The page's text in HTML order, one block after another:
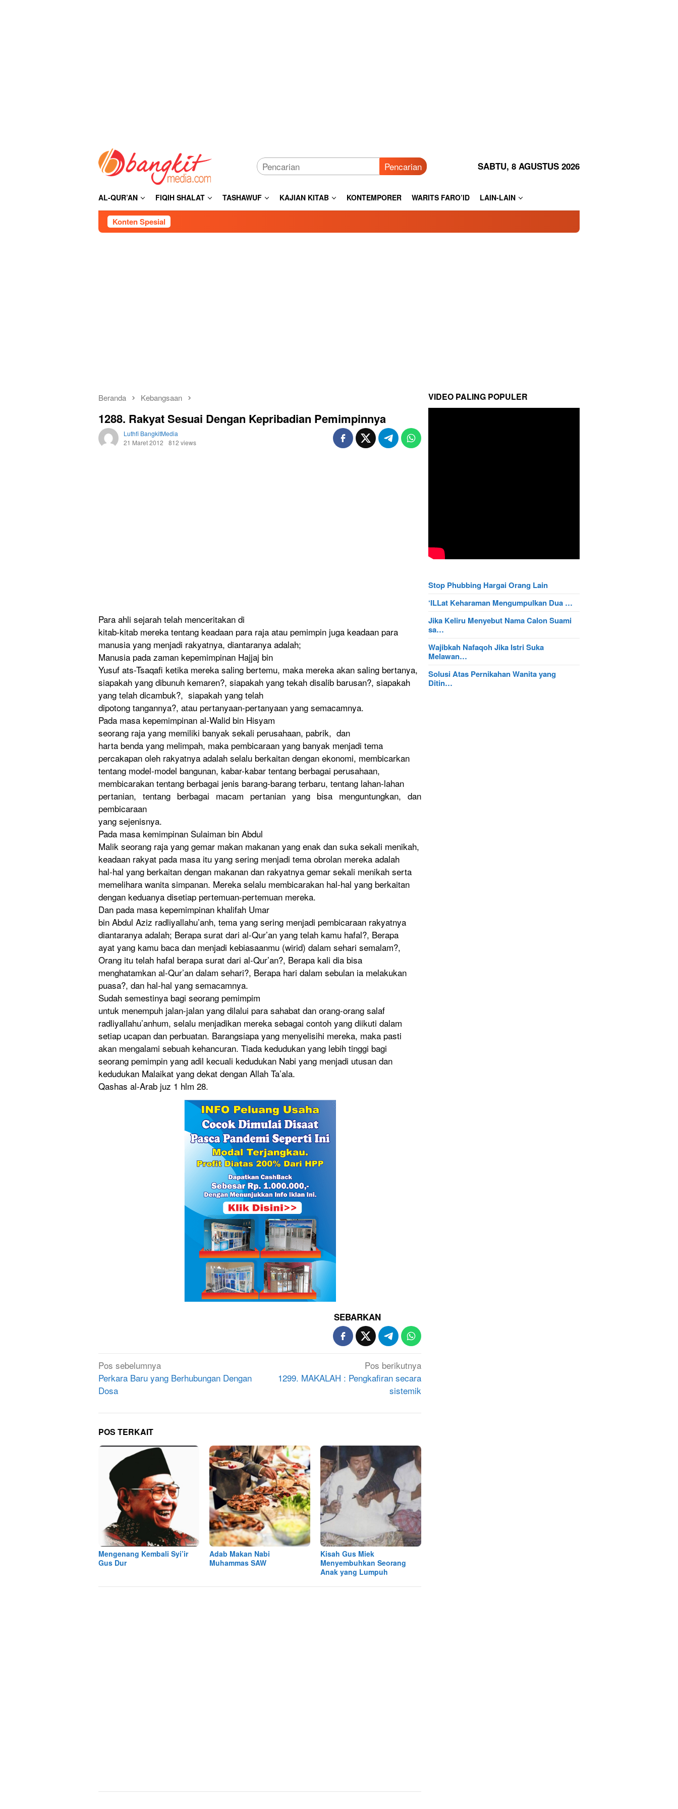
Pencarian SABTU, 8 AGUSTUS 2026
AL-QUR’AN FIQIH SHALAT TASHAWUF KAJIAN KITAB KONTEMPORER WARITS FARO’ID LAIN-LAIN
Konten Spesial
Beranda Kebangsaan
1288. Rakyat Sesuai Dengan Kepribadian Pemimpinnya
Luthfi BangkitMedia
21 Maret 2012
812 views
Para ahli sejarah telah menceritakan di
kitab-kitab mereka tentang keadaan para raja atau pemimpin juga keadaan para
manusia yang menjadi rakyatnya, diantaranya adalah;
Manusia pada zaman kepemimpinan Hajjaj bin
Yusuf ats-Tsaqaf i ketika mereka saling bertemu, maka mereka akan saling bertanya,
siapakah yang dibunuh kemaren?, siapakah yang tekah disalib barusan?, siapakah
yang telah dicambuk?, siapakah yang telah
dipotong tangannya?, atau pertanyaan-pertanyaan yang semacamnya.
Pada masa kepemimpinan al-Walid bin Hisyam
seorang raja yang memiliki banyak sekali perusahaan, pabrik, dan
harta benda yang melimpah, maka pembicaraan yang banyak menjadi tema
percakapan oleh rakyatnya adalah selalu berkaitan dengan ekonomi, membicarkan
tentang model-model bangunan, kabar-kabar tentang berbagai perusahaan,
membicarakan tentang berbagai jenis barang-barang terbaru, tentang lahan-lahan
pertanian, tentang berbagai macam pertanian yang bisa menguntungkan, dan
pembicaraan
yang sejenisnya.
Pada masa kemimpinan Sulaiman bin Abdul
Malik seorang raja yang gemar makan makanan yang enak dan suka sekali menikah,
keadaan rakyat pada masa itu yang sering menjadi tema obrolan mereka adalah
hal-hal yang berkaitan dengan makanan dan rakyatnya gemar sekali menikah serta
memelihara wanita simpanan. Mereka selalu membicarakan hal-hal yang berkaitan
dengan keduanya disetiap pertemuan-pertemuan mereka.
Dan pada masa kepemimpinan khalifah Umar
bin Abdul Aziz radliyallahu’anh, tema yang sering menjadi pembicaraan rakyatnya
diantaranya adalah; Berapa surat dari al-Qur’an yang telah kamu hafal?, Berapa
ayat yang kamu baca dan menjadi kebiasaanmu (wirid) dalam sehari semalam?,
Orang itu telah hafal berapa surat dari al-Qur’an?, Berapa kali dia bisa
menghatamkan al-Qur’an dalam sehari?, Berapa hari dalam sebulan ia melakukan
puasa?, dan hal-hal yang semacamnya.
Sudah semestinya bagi seorang pemimpim
untuk menempuh jalan-jalan yang dilalui para sahabat dan orang-orang salaf
radliyallahu’anhum, selalu menjadikan mereka sebagai contoh yang diikuti dalam
setiap ucapan dan perbuatan. Barangsiapa yang menyelisihi mereka, maka pasti
akan mengalami sebuah kehancuran. Tiada kedudukan yang lebih tinggi bagi
seorang pemimpin yang adil kecuali kedudukan Nabi yang menjadi utusan dan
kedudukan Malaikat yang dekat dengan Allah Ta’ala.
Qashas al-Arab juz 1 hlm 28.
SEBARKAN
Navigasi
pos
Pos sebelumnya
Perkara Baru yang Berhubungan Dengan
Dosa
Pos berikutnya
1299. MAKALAH : Pengkafiran secara
sistemik
POS TERKAIT
Mengenang Kembali Syi’ir
Gus Dur
Adab Makan Nabi
Muhammas SAW
Kisah Gus Miek
Menyembuhkan Seorang
Anak yang Lumpuh
VIDEO PALING POPULER
Stop Phubbing Hargai Orang Lain
‘ILLat Keharaman Mengumpulkan Dua …
Jika Keliru Menyebut Nama Calon Suami
sa…
Wajibkah Nafaqoh Jika Istri Suka
Melawan…
Solusi Atas Pernikahan Wanita yang
Ditin…